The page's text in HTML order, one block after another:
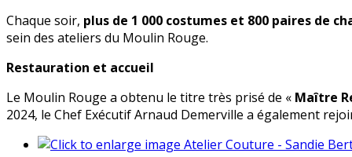
Chaque soir, plus de 1 000 costumes et 800 paires de
sein des ateliers du Moulin Rouge.
Restauration et accueil
Le Moulin Rouge a obtenu le titre très prisé de « Maître
2024, le Chef Exécutif Arnaud Demerville a également